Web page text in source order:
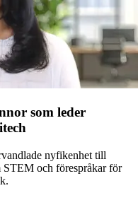
som leder
nyfikenhet till
och förespråkar för